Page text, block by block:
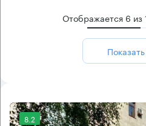
Отображается 6 из
8.2